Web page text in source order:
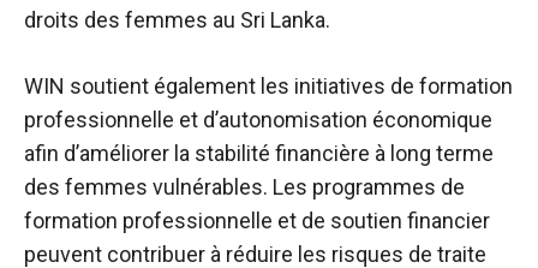
droits des femmes au Sri Lanka.
WIN soutient également les initiatives de formation
professionnelle et d’autonomisation économique
afin d’améliorer la stabilité financière à long terme
des femmes vulnérables. Les programmes de
formation professionnelle et de soutien financier
peuvent contribuer à réduire les risques de traite